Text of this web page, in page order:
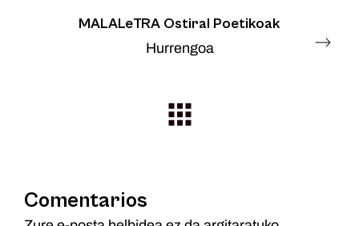
MALALeTRA Ostiral Poetikoak
Hurrengoa
Comentarios